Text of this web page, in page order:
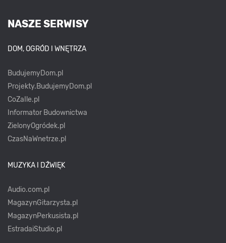
NASZE SERWISY
DOM, OGRÓD I WNĘTRZA
BudujemyDom.pl
Projekty.BudujemyDom.pl
CoZaIle.pl
Informator Budownictwa
ZielonyOgródek.pl
CzasNaWnetrze.pl
MUZYKA I DŹWIĘK
Audio.com.pl
MagazynGitarzysta.pl
MagazynPerkusista.pl
EstradaiStudio.pl